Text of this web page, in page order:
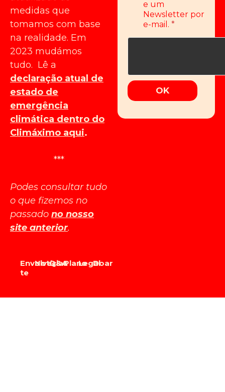
medidas que
tomamos com base
na realidade. Em
2023 mudámos
tudo. Lê a
declaração atual de
estado de
emergência
climática dentro do
Climáximo aqui.
***
Podes consultar tudo
o que fizemos no
passado no nosso
site anterior.
Envolve-
te
Notícias
Q&APlanoLegalDoar
e um
Newsletter por
e-mail. *
OK